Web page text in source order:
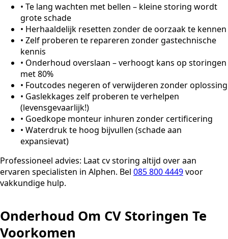
• Te lang wachten met bellen – kleine storing wordt
grote schade
• Herhaaldelijk resetten zonder de oorzaak te kennen
• Zelf proberen te repareren zonder gastechnische
kennis
• Onderhoud overslaan – verhoogt kans op storingen
met 80%
• Foutcodes negeren of verwijderen zonder oplossing
• Gaslekkages zelf proberen te verhelpen
(levensgevaarlijk!)
• Goedkope monteur inhuren zonder certificering
• Waterdruk te hoog bijvullen (schade aan
expansievat)
Professioneel advies: Laat cv storing altijd over aan
ervaren specialisten in Alphen. Bel 085 800 4449voor
vakkundige hulp.
Onderhoud Om CV Storingen Te
Voorkomen